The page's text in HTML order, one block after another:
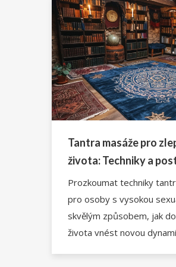
Tantra masáže pro
života: Techniky a
Prozkoumat techniky
pro osoby s vysokou
skvělým způsobem, jak
života vnést novou